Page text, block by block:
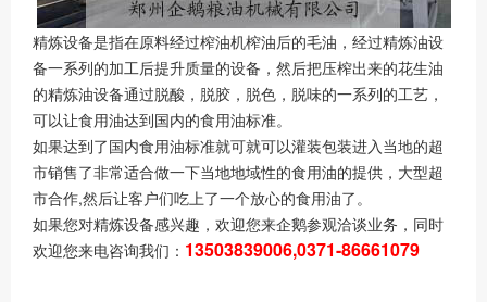
精炼设备是指在原料经过榨油机榨油后的毛油，经过精炼油设
备一系列的加工后提升质量的设备，然后把压榨出来的花生油
的精炼油设备通过脱酸，脱胶，脱色，脱味的一系列的工艺，
可以让食用油达到国内的食用油标准。
如果达到了国内食用油标准就可就可以灌装包装进入当地的超
市销售了非常适合做一下当地地域性的食用油的提供，大型超
市合作,然后让客户们吃上了一个放心的食用油了。
如果您对精炼设备感兴趣，欢迎您来企鹅参观洽谈业务，同时
欢迎您来电咨询我们： 13503839006,0371-86661079